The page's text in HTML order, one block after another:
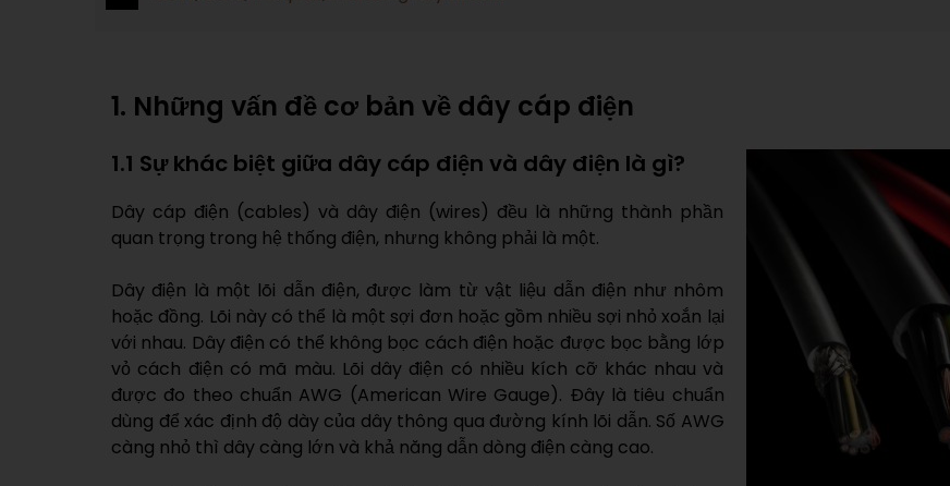
1. Những vấn đề cơ bản về dây cáp điện
1.1 Sự khác biệt giữa dây cáp điện và dây điện là gì?
Dây cáp điện (cables) và dây điện (wires) đều là những thành phần
quan trọng trong hệ thống điện, nhưng không phải là một.
Dây điện là một lõi dẫn điện, được làm từ vật liệu dẫn điện như nhôm
hoặc đồng. Lõi này có thể là một sợi đơn hoặc gồm nhiều sợi nhỏ xoắn lại
với nhau. Dây điện có thể không bọc cách điện hoặc được bọc bằng lớp
vỏ cách điện có mã màu. Lõi dây điện có nhiều kích cỡ khác nhau và
được đo theo chuẩn AWG (American Wire Gauge). Đây là tiêu chuẩn
dùng để xác định độ dày của dây thông qua đường kính lõi dẫn. Số AWG
càng nhỏ thì dây càng lớn và khả năng dẫn dòng điện càng cao.